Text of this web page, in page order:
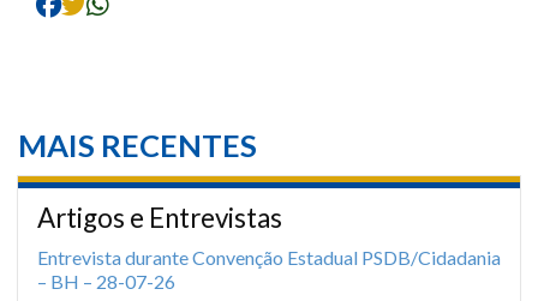
MAIS RECENTES
Artigos e Entrevistas
Entrevista durante Convenção Estadual PSDB/Cidadania
– BH – 28-07-26